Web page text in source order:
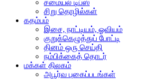
சமையல் டிப்ஸ்
சிறு தொழில்கள்
கதம்பம்
இசை, நாட்டியம், ஓவியம்
குறுக்கெழுத்துப் போட்டி
தினம் ஒரு செய்தி
நம்பிக்கைத் தொடர்
மக்கள் திலகம்
அபூர்வ புகைப்படங்கள்